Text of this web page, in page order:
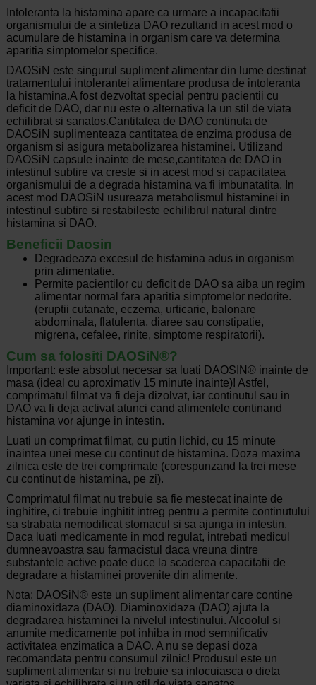
Intoleranta la histamina apare ca urmare a incapacitatii
organismului de a sintetiza DAO rezultand in acest mod o
acumulare de histamina in organism care va determina
aparitia simptomelor specifice.
DAOSiN este singurul supliment alimentar din lume destinat
tratamentului intolerantei alimentare produsa de intoleranta
la histamina.A fost dezvoltat special pentru pacientii cu
deficit de DAO, dar nu este o alternativa la un stil de viata
echilibrat si sanatos.Cantitatea de DAO continuta de
DAOSiN suplimenteaza cantitatea de enzima produsa de
organism si asigura metabolizarea histaminei. Utilizand
DAOSiN capsule inainte de mese,cantitatea de DAO in
intestinul subtire va creste si in acest mod si capacitatea
organismului de a degrada histamina va fi imbunatatita. In
acest mod DAOSiN usureaza metabolismul histaminei in
intestinul subtire si restabileste echilibrul natural dintre
histamina si DAO.
Beneficii Daosin
Degradeaza excesul de histamina adus in organism
prin alimentatie.
Permite pacientilor cu deficit de DAO sa aiba un regim
alimentar normal fara aparitia simptomelor nedorite.
(eruptii cutanate, eczema, urticarie, balonare
abdominala, flatulenta, diaree sau constipatie,
migrena, cefalee, rinite, simptome respiratorii).
Cum sa folositi DAOSiN®?
Important: este absolut necesar sa luati DAOSIN® inainte de
masa (ideal cu aproximativ 15 minute inainte)! Astfel,
comprimatul filmat va fi deja dizolvat, iar continutul sau in
DAO va fi deja activat atunci cand alimentele continand
histamina vor ajunge in intestin.
Luati un comprimat filmat, cu putin lichid, cu 15 minute
inaintea unei mese cu continut de histamina. Doza maxima
zilnica este de trei comprimate (corespunzand la trei mese
cu continut de histamina, pe zi).
Comprimatul filmat nu trebuie sa fie mestecat inainte de
inghitire, ci trebuie inghitit intreg pentru a permite continutului
sa strabata nemodificat stomacul si sa ajunga in intestin.
Daca luati medicamente in mod regulat, intrebati medicul
dumneavoastra sau farmacistul daca vreuna dintre
substantele active poate duce la scaderea capacitatii de
degradare a histaminei provenite din alimente.
Nota: DAOSiN® este un supliment alimentar care contine
diaminoxidaza (DAO). Diaminoxidaza (DAO) ajuta la
degradarea histaminei la nivelul intestinului. Alcoolul si
anumite medicamente pot inhiba in mod semnificativ
activitatea enzimatica a DAO. A nu se depasi doza
recomandata pentru consumul zilnic! Produsul este un
supliment alimentar si nu trebuie sa inlocuiasca o dieta